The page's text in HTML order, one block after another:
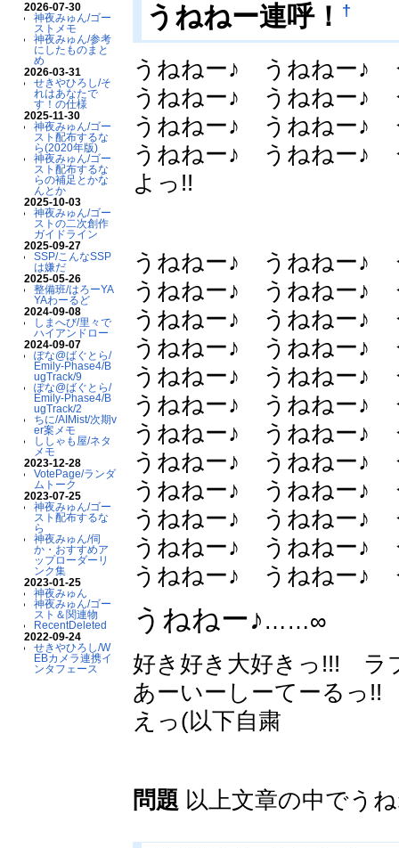
2026-07-30
神夜みゅん/ゴー
ストメモ
神夜みゅん/参考
にしたものまと
め
2026-03-31
せきやひろし/そ
れはあなたで
す！の仕様
2025-11-30
神夜みゅん/ゴー
スト配布するな
ら(2020年版)
神夜みゅん/ゴー
スト配布するな
らの補足とかな
んとか
2025-10-03
神夜みゅん/ゴー
ストの二次創作
ガイドライン
2025-09-27
SSP/こんなSSP
は嫌だ
2025-05-26
整備班/はろーYA
YAわーるど
2024-09-08
しまへび/里々で
ハイアンドロー
2024-09-07
ぽな@ばぐとら/
Emily-Phase4/B
ugTrack/9
ぽな@ばぐとら/
Emily-Phase4/B
ugTrack/2
ちに/AIMist/次期v
er案メモ
ししゃも屋/ネタ
メモ
2023-12-28
VotePage/ランダ
ムトーク
2023-07-25
神夜みゅん/ゴー
スト配布するな
ら
神夜みゅん/伺
か・おすすめア
ップローダーリ
ンク集
2023-01-25
神夜みゅん
神夜みゅん/ゴー
スト＆関連物
RecentDeleted
2022-09-24
せきやひろし/W
EBカメラ連携イ
ンタフェース
うねねー連呼！ †
うねねー♪ うねねー♪
うねねー♪ うねねー♪
うねねー♪ うねねー♪
うねねー♪ うねねー♪
よっ!!
うねねー♪ うねねー♪
うねねー♪ うねねー♪
うねねー♪ うねねー♪
うねねー♪ うねねー♪
うねねー♪ うねねー♪
うねねー♪ うねねー♪
うねねー♪ うねねー♪
うねねー♪ うねねー♪
うねねー♪ うねねー♪
うねねー♪ うねねー♪
うねねー♪ うねねー♪
うねねー♪ うねねー♪
うねねー♪ ……∞
好き好き大好きっ!!! ラ
あーいーしーてーるっ!!
えっ(以下自粛
問題 以上文章の中でう